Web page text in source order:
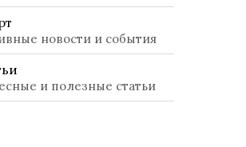
новости и события
и полезные статьи